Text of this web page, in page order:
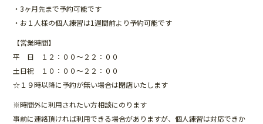
o
o
k
・3ヶ月先まで予約可能です
・お１人様の個人練習は1週間前より予約可能です
【営業時間】
平 日 １２：００～２２：００
土日祝 １０：００～２２：００
☆１９時以降に予約が無い場合は閉店いたします
※時間外に利用されたい方相談にのります
事前に連絡頂ければ利用できる場合がありますが、個人練習は対応できか